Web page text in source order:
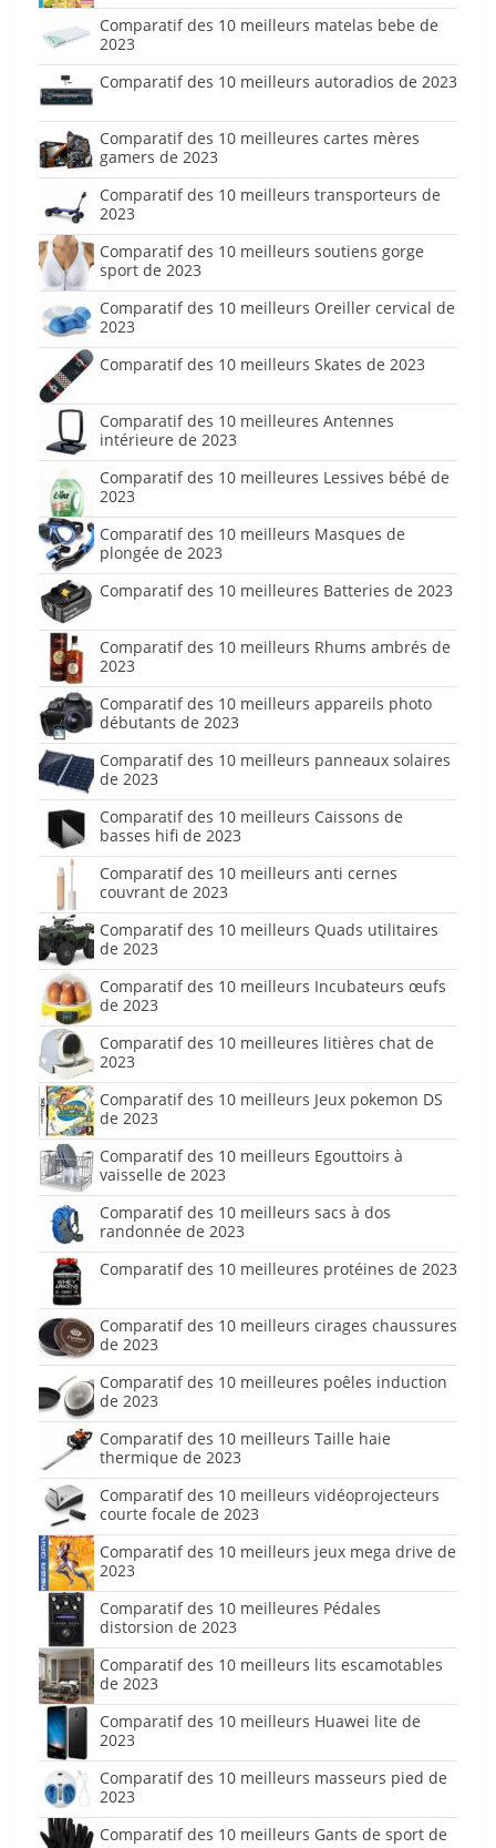
Comparatif des 10 meilleurs matelas bebe de
2023
Comparatif des 10 meilleurs autoradios de 2023
Comparatif des 10 meilleures cartes mères
gamers de 2023
Comparatif des 10 meilleurs transporteurs de
2023
Comparatif des 10 meilleurs soutiens gorge
sport de 2023
Comparatif des 10 meilleurs Oreiller cervical de
2023
Comparatif des 10 meilleurs Skates de 2023
Comparatif des 10 meilleures Antennes
intérieure de 2023
Comparatif des 10 meilleures Lessives bébé de
2023
Comparatif des 10 meilleurs Masques de
plongée de 2023
Comparatif des 10 meilleures Batteries de 2023
Comparatif des 10 meilleurs Rhums ambrés de
2023
Comparatif des 10 meilleurs appareils photo
débutants de 2023
Comparatif des 10 meilleurs panneaux solaires
de 2023
Comparatif des 10 meilleurs Caissons de
basses hifi de 2023
Comparatif des 10 meilleurs anti cernes
couvrant de 2023
Comparatif des 10 meilleurs Quads utilitaires
de 2023
Comparatif des 10 meilleurs Incubateurs œufs
de 2023
Comparatif des 10 meilleures litières chat de
2023
Comparatif des 10 meilleurs Jeux pokemon DS
de 2023
Comparatif des 10 meilleurs Egouttoirs à
vaisselle de 2023
Comparatif des 10 meilleurs sacs à dos
randonnée de 2023
Comparatif des 10 meilleures protéines de 2023
Comparatif des 10 meilleurs cirages chaussures
de 2023
Comparatif des 10 meilleures poêles induction
de 2023
Comparatif des 10 meilleurs Taille haie
thermique de 2023
Comparatif des 10 meilleurs vidéoprojecteurs
courte focale de 2023
Comparatif des 10 meilleurs jeux mega drive de
2023
Comparatif des 10 meilleures Pédales
distorsion de 2023
Comparatif des 10 meilleurs lits escamotables
de 2023
Comparatif des 10 meilleurs Huawei lite de
2023
Comparatif des 10 meilleurs masseurs pied de
2023
Comparatif des 10 meilleurs Gants de sport de